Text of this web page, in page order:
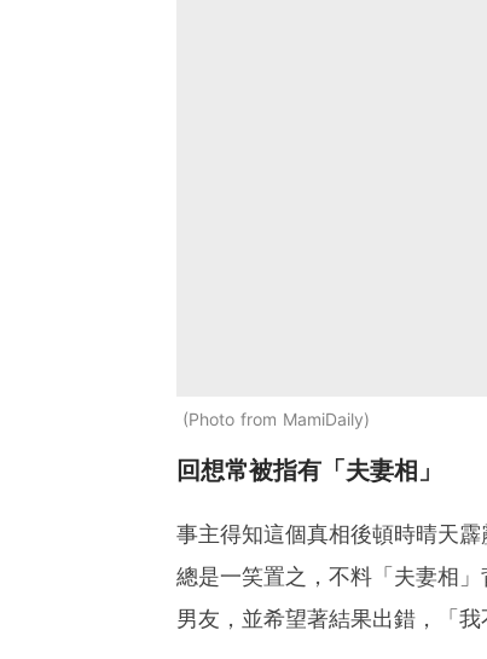
Photo from MamiDaily
回想常被指有「夫妻相」
事主得知這個真相後頓時晴天
總是一笑置之，不料「夫妻相
男友，並希望著結果出錯，「